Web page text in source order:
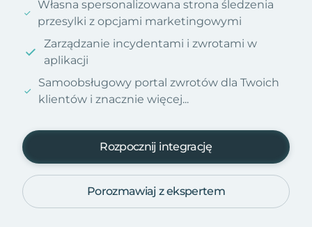
Własna spersonalizowana strona śledzenia
przesylki z opcjami marketingowymi
Zarządzanie incydentami i zwrotami w
aplikacji
Samoobsługowy portal zwrotów dla Twoich
klientów i znacznie więcej...
Rozpocznij integrację
Porozmawiaj z ekspertem